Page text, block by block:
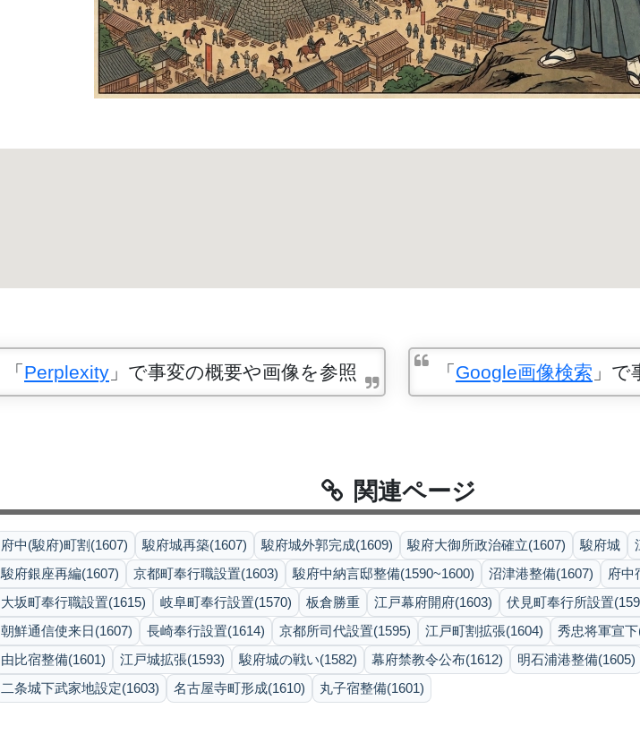
「 Perplexity 」で事変の概要や画像を参照 「 Google画像検索 」で
関連ページ
府中(駿府)町割(1607) 駿府城再築(1607) 駿府城外郭完成(1609) 駿府大御所政治確立(1607) 駿府城
駿府銀座再編(1607)
京都町奉行職設置(1603) 駿府中納言邸整備(1590~1600) 沼津港整備(1607)
府中
大坂町奉行職設置(1615)
岐阜町奉行設置(1570) 板倉勝重 江戸幕府開府(1603)
伏見町奉行所設置
朝鮮通信使来日(1607)
長崎奉行設置(1614) 京都所司代設置(1595) 江戸町割拡張(1604)
秀忠将軍宣
由比宿整備(1601)
江戸城拡張(1593) 駿府城の戦い(1582) 幕府禁教令公布(1612)
明石浦港整備(1605)
二条城下武家地設定(1603)
名古屋寺町形成(1610) 丸子宿整備(1601)